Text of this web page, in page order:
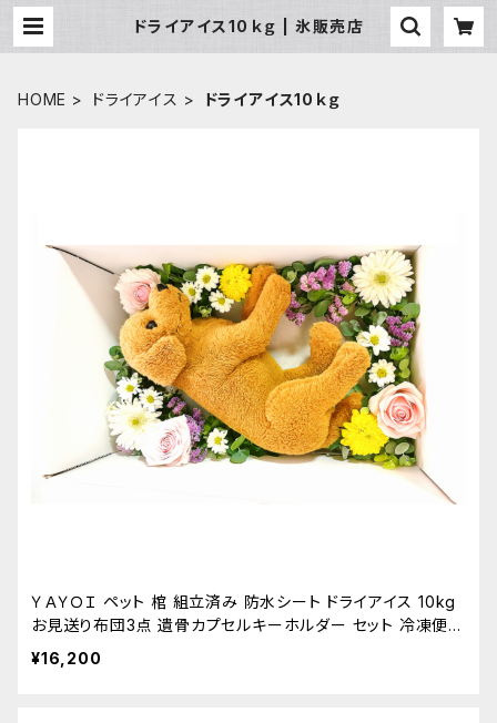
ドライアイス10ｋｇ | 氷販売店
HOME ドライアイス ドライアイス10ｋｇ
ＹＡＹＯＩ ペット 棺 組立済み 防水シート ドライアイス 10kg
お見送り布団3点 遺骨カプセルキーホルダー セット 冷凍便 S
～M 小型犬 猫 うさぎ用
¥16,200